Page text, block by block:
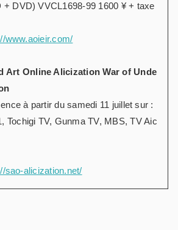
+ DVD) VVCL1698-99 1600 ¥ + taxe
www.aoieir.com/
Art Online Alicization War of Unde
à partir du samedi 11 juillet sur :
Tochigi TV, Gunma TV, MBS, TV Aic
sao-alicization.net/